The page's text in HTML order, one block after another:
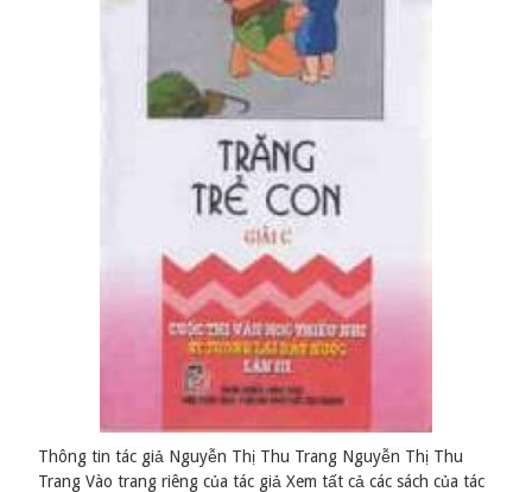
Thông tin tác giả Nguyễn Thị Thu Trang Nguyễn Thị Thu
Trang Vào trang riêng của tác giả Xem tất cả các sách của tác